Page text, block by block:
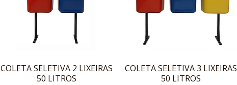
COLETA SELETIVA 2 LIXEIRAS
50 LITROS
COLETA SELETIVA 3 LIXEIRAS
50 LITROS